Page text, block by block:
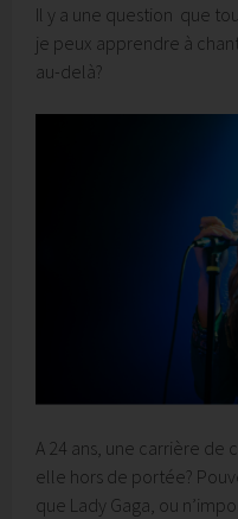
Il y a une question que
je peux apprendre à
au-delà?
A 24 ans, une carrière de
elle hors de portée?
que Lady Gaga, ou